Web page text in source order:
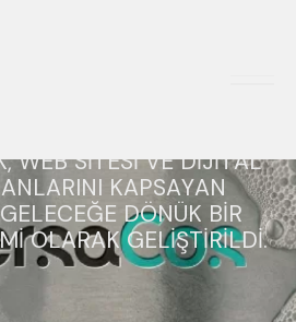
ESTETIĞINI ÇAĞDAŞ
WEB SITESI VE DIJITAL
KAPSAYAN
DÖNÜK BIR
OLARAK GELIŞTIRILDI.